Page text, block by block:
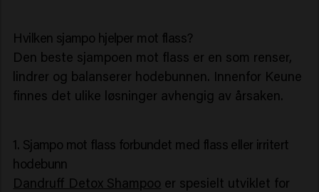
Hvilken sjampo hjelper mot flass?
Den beste sjampoen mot flass er en som renser,
lindrer og balanserer hodebunnen. Innenfor Keune
finnes det ulike løsninger avhengig av årsaken.
1. Sjampo mot flass forbundet med flass eller irritert
hodebunn
Dandruff Detox Shampoo er spesielt utviklet for